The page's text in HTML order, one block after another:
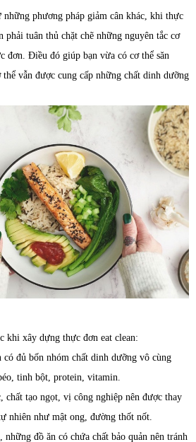
phương pháp giảm cân khác, khi thực
phải tuân thủ chặt chẽ những nguyên tắc cơ
đơn. Điều đó giúp bạn vừa có cơ thể săn
vẫn được cung cấp những chất dinh dưỡng
khi xây dựng thực đơn eat clean:
có đủ bốn nhóm chất dinh dưỡng vô cùng
tinh bột, protein, vitamin.
chất tạo ngọt, vị công nghiệp nên được thay
nhiên như mật ong, đường thốt nốt.
đồ ăn có chứa chất bảo quản nên tránh